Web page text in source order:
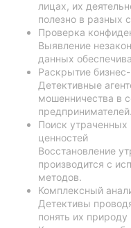
лицах, их
полезно в разных
Проверка
Выявление
данных
Раскрытие
Детективные
мошенничества в
предпринимателей.
Поиск
ценностей
Восстановление
производится с
методов.
Комплексный
Детективы
понять их